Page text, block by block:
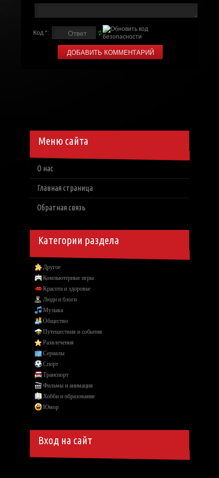
Код *:
Меню сайта
О нас
Главная страница
Обратная связь
Категории раздела
Другое
Компьютерные игры
Красота и здоровье
Люди и блоги
Музыка
Общество
Путешествия и события
Развлечения
Сериалы
Спорт
Транспорт
Фильмы и анимация
Хобби и образование
Юмор
Вход на сайт